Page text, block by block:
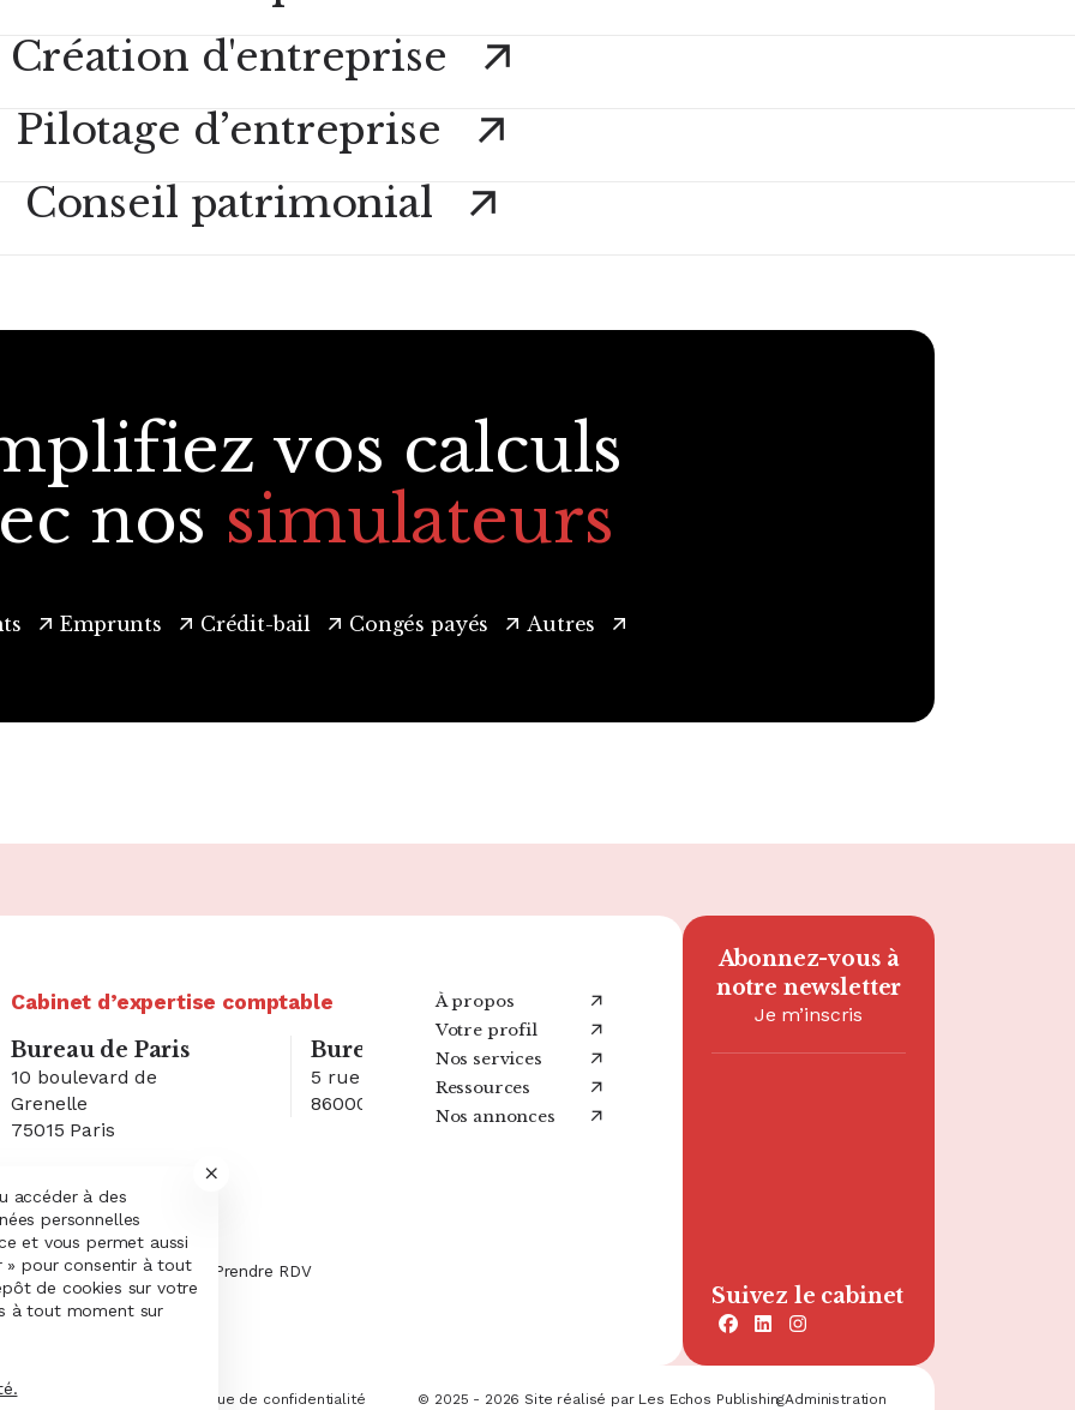
Création d'entreprise
Pilotage d’entreprise
Conseil patrimonial
vos calculs
nos simulateurs
Emprunts Crédit-bail Congés payés Autres
Cabinet d’expertise comptable
Bureau de Paris
10 boulevard de
Grenelle
75015 Paris
Bureau de Poitiers
5 rue Sophie Germain
86000 Poitiers
Bureau de Paris
À propos
Votre profil
Nos services
Ressources
Nos annonces
01 02 03 04 05 Prendre RDV
Abonnez-vous à
notre newsletter
Je m’inscris
Suivez le cabinet
facebook
linkedininstagram
cookies Politique de confidentialité © 2025 - 2026 Site réalisé par Les Echos PublishingAdministration
accéder à des
personnelles
et vous permet aussi
» pour consentir à tout
de cookies sur votre
à tout moment sur